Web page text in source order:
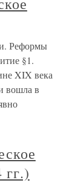
Реформы
§1.
XIX века
вошла в
гг.)